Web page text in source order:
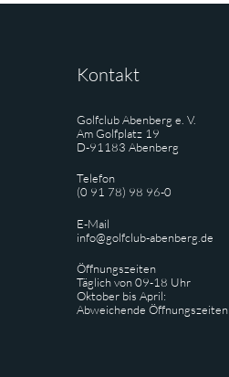
Kontakt
Golfclub Abenberg e. V.
Am Golfplatz 19
D-91183 Abenberg
Telefon
(0 91 78) 98 96-0
E-Mail
info@golfclub-abenberg.de
Öffnungszeiten
Täglich von 09-18 Uhr
Oktober bis April:
Abweichende Öffnungszeiten